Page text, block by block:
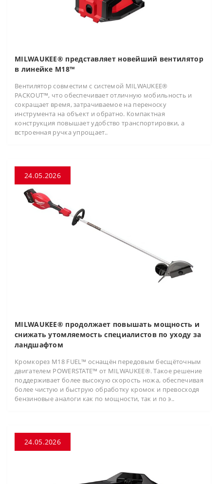
MILWAUKEE® представляет новейший вентилятор
в линейке M18™
Вентилятор совместим с системой MILWAUKEE®
PACKOUT™, что обеспечивает отличную мобильность и
сокращает время, затрачиваемое на переноску
инструмента на объект и обратно. Компактная
конструкция повышает удобство транспортировки, а
встроенная ручка упрощает..
24.05.2026
MILWAUKEE® продолжает повышать мощность и
снижать утомляемость специалистов по уходу за
ландшафтом
Кромкорез M18 FUEL™ оснащён передовым бесщёточным
двигателем POWERSTATE™ от MILWAUKEE®. Такое решение
поддерживает более высокую скорость ножа, обеспечивая
более чистую и быструю обработку кромок и превосходя
бензиновые аналоги как по мощности, так и по э..
24.05.2026